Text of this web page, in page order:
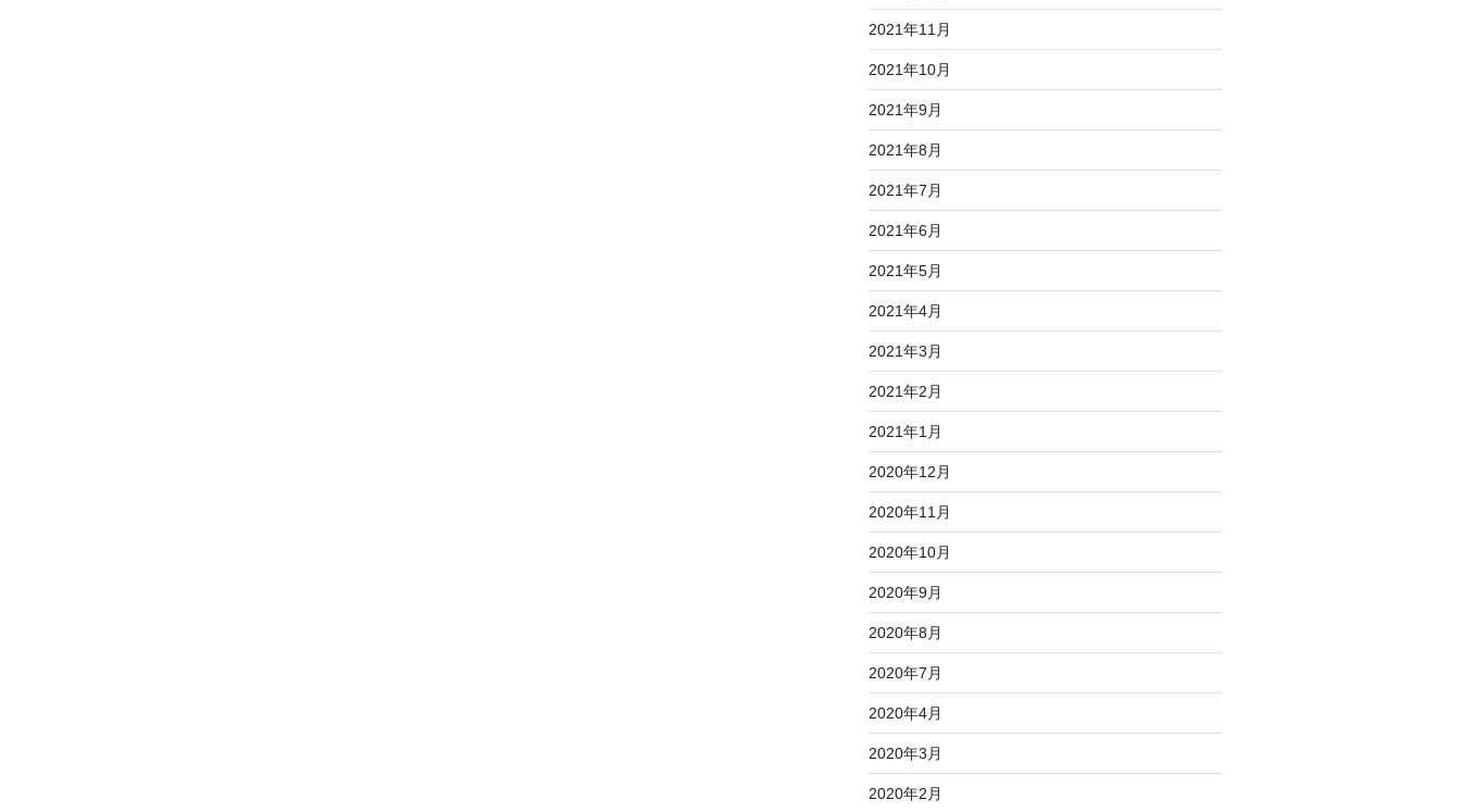
2021年11月
2021年10月
2021年9月
2021年8月
2021年7月
2021年6月
2021年5月
2021年4月
2021年3月
2021年2月
2021年1月
2020年12月
2020年11月
2020年10月
2020年9月
2020年8月
2020年7月
2020年4月
2020年3月
2020年2月